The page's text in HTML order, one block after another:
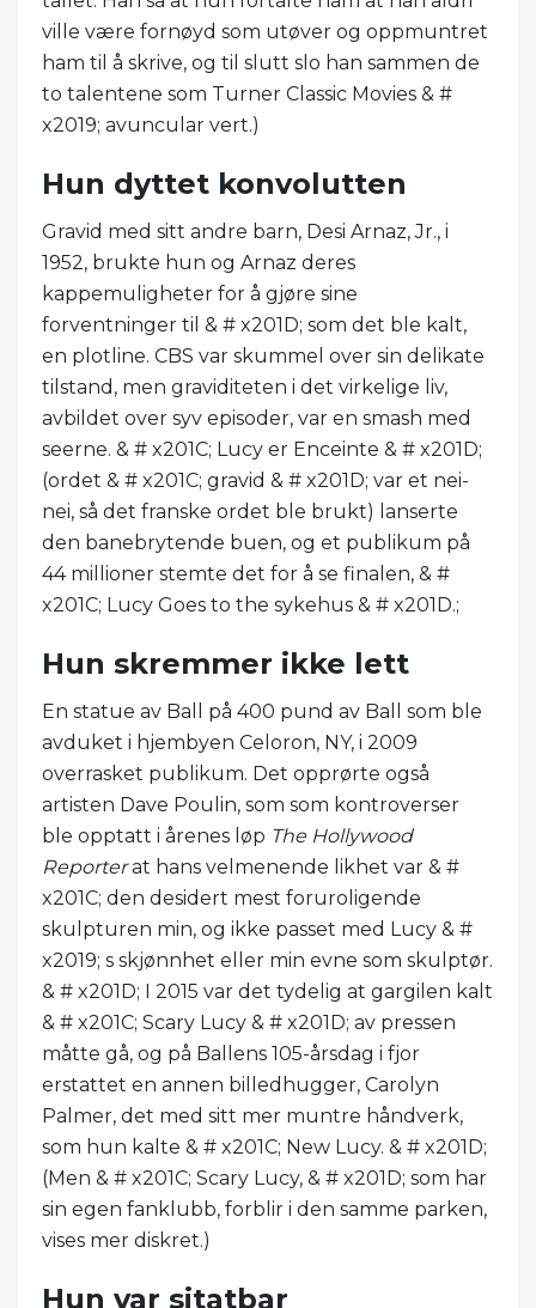
ville være fornøyd som utøver og oppmuntret
ham til å skrive, og til slutt slo han sammen de
to talentene som Turner Classic Movies & #
x2019; avuncular vert.)
Hun dyttet konvolutten
Gravid med sitt andre barn, Desi Arnaz, Jr., i
1952, brukte hun og Arnaz deres
kappemuligheter for å gjøre sine
forventninger til & # x201D; som det ble kalt,
en plotline. CBS var skummel over sin delikate
tilstand, men graviditeten i det virkelige liv,
avbildet over syv episoder, var en smash med
seerne. & # x201C; Lucy er Enceinte & # x201D;
(ordet & # x201C; gravid & # x201D; var et nei-
nei, så det franske ordet ble brukt) lanserte
den banebrytende buen, og et publikum på
44 millioner stemte det for å se finalen, & #
x201C; Lucy Goes to the sykehus & # x201D.;
Hun skremmer ikke lett
En statue av Ball på 400 pund av Ball som ble
avduket i hjembyen Celoron, NY, i 2009
overrasket publikum. Det opprørte også
artisten Dave Poulin, som som kontroverser
ble opptatt i årenes løp The Hollywood
Reporterat hans velmenende likhet var & #
x201C; den desidert mest foruroligende
skulpturen min, og ikke passet med Lucy & #
x2019; s skjønnhet eller min evne som skulptør.
& # x201D; I 2015 var det tydelig at gargilen kalt
& # x201C; Scary Lucy & # x201D; av pressen
måtte gå, og på Ballens 105-årsdag i fjor
erstattet en annen billedhugger, Carolyn
Palmer, det med sitt mer muntre håndverk,
som hun kalte & # x201C; New Lucy. & # x201D;
(Men & # x201C; Scary Lucy, & # x201D; som har
sin egen fanklubb, forblir i den samme parken,
vises mer diskret.)
Hun var sitatbar